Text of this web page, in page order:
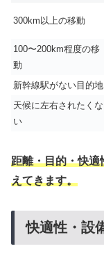
300km以上の移動
100〜200km程度の移
動
新幹線駅がない目的地
天候に左右されたくな
い
距離・目的・快適
えてきます。
快適性・設